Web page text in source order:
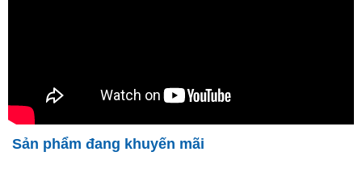
Sản phẩm đang khuyến mãi